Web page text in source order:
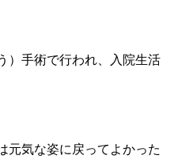
）手術で行われ、入院生活
元気な姿に戻ってよかった